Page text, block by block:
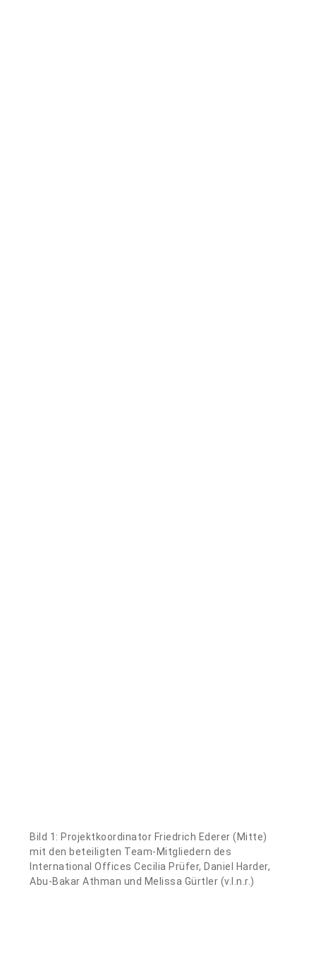
Bild 1: Projektkoordinator Friedrich Ederer (Mitte)
mit den beteiligten Team-Mitgliedern des
International Offices Cecilia Prüfer, Daniel Harder,
Abu-Bakar Athman und Melissa Gürtler (v.l.n.r.)